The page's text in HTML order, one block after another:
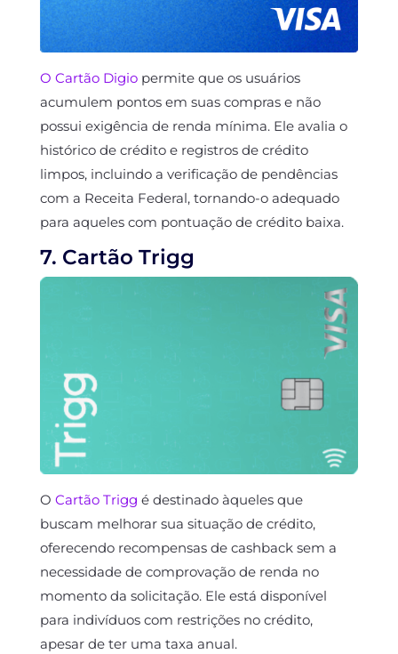
O Cartão Digiopermite que os usuários
acumulem pontos em suas compras e não
possui exigência de renda mínima. Ele avalia o
histórico de crédito e registros de crédito
limpos, incluindo a verificação de pendências
com a Receita Federal, tornando-o adequado
para aqueles com pontuação de crédito baixa.
7. Cartão Trigg
O Cartão Trigg é destinado àqueles que
buscam melhorar sua situação de crédito,
oferecendo recompensas de cashback sem a
necessidade de comprovação de renda no
momento da solicitação. Ele está disponível
para indivíduos com restrições no crédito,
apesar de ter uma taxa anual.